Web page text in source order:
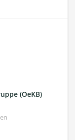
(OeKB)